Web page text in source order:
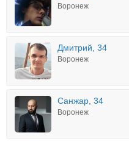
Воронеж
Дмитрий, 34
Воронеж
Санжар, 34
Воронеж